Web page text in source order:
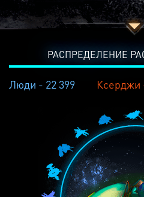
РАСПРЕДЕЛЕНИЕ
Люди - 22 399 Ксерджи